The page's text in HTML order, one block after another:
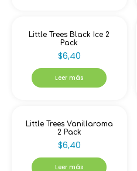
Little Trees Black Ice 2
Pack
$6,40
Leer más
Little Trees Vanillaroma
2 Pack
$6,40
Leer más